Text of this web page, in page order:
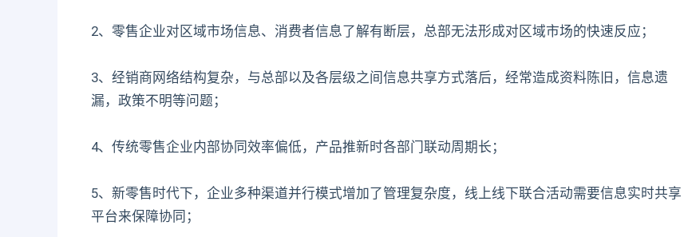
2、零售企业对区域市场信息、消费者信息了解有断层，总部无法形成对区域市场的快速反应；
3、经销商网络结构复杂，与总部以及各层级之间信息共享方式落后，经常造成资料陈旧，信息遗
漏，政策不明等问题；
4、传统零售企业内部协同效率偏低，产品推新时各部门联动周期长；
5、新零售时代下，企业多种渠道并行模式增加了管理复杂度，线上线下联合活动需要信息实时共享
平台来保障协同；